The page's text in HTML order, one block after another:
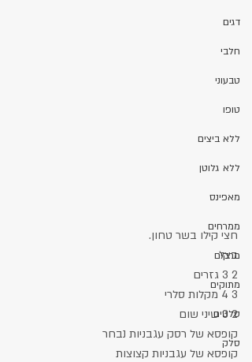
דגים
חלבי
טבעוני
טופו
ללא ביצים
ללא גלוטן
מאפינס
ממרחים
מרקים
מתוקים
סלטים
סלק
חצי קילו בשר טחון.
בצל
2 3 גזרים
3 4 מקלות סלרי
2 3 שיני שום
קופסא של רסק עגבניות נבחר
קופסא של עגבניות קצוצות